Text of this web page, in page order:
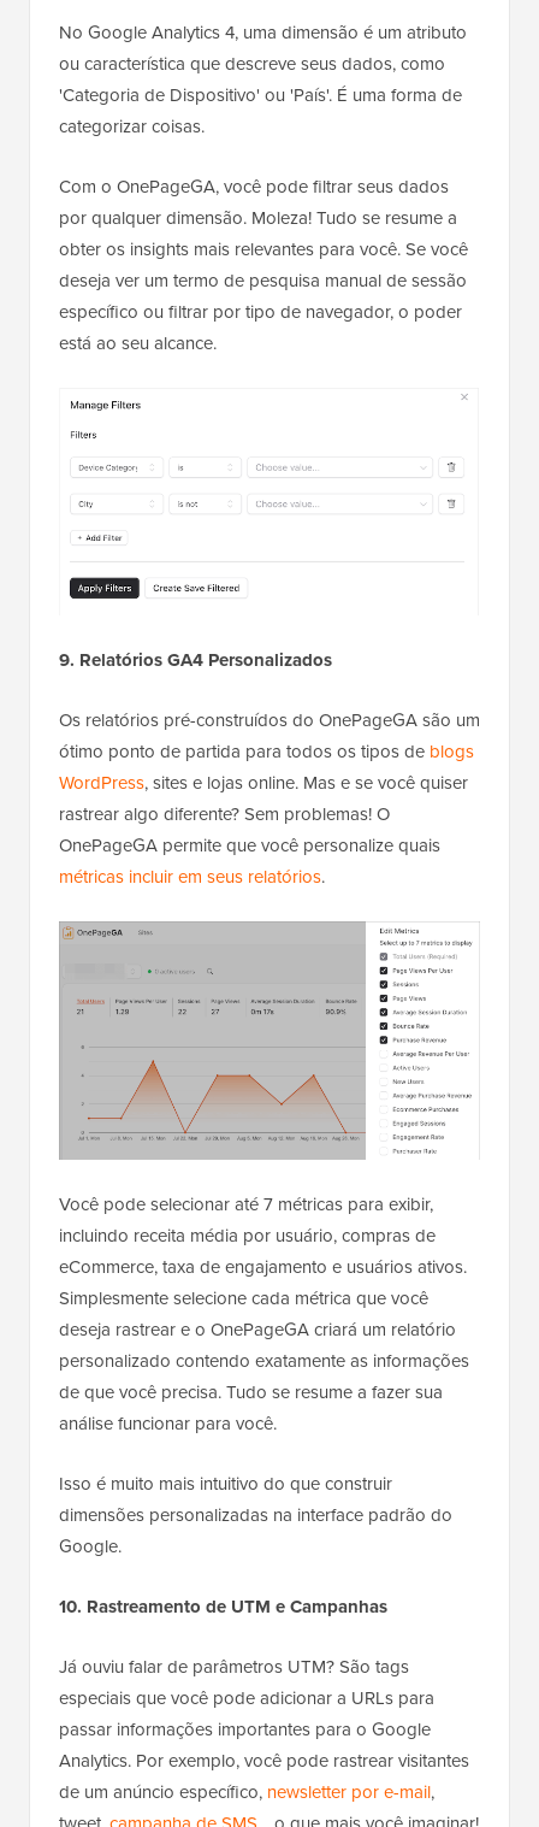
No Google Analytics 4, uma dimensão é um atributo
ou característica que descreve seus dados, como
'Categoria de Dispositivo' ou 'País'. É uma forma de
categorizar coisas.
Com o OnePageGA, você pode filtrar seus dados
por qualquer dimensão. Moleza! Tudo se resume a
obter os insights mais relevantes para você. Se você
deseja ver um termo de pesquisa manual de sessão
específico ou filtrar por tipo de navegador, o poder
está ao seu alcance.
9. Relatórios GA4 Personalizados
Os relatórios pré-construídos do OnePageGA são um
ótimo ponto de partida para todos os tipos de blogs
WordPress, sites e lojas online. Mas e se você quiser
rastrear algo diferente? Sem problemas! O
OnePageGA permite que você personalize quais
métricas incluir em seus relatórios.
Você pode selecionar até 7 métricas para exibir,
incluindo receita média por usuário, compras de
eCommerce, taxa de engajamento e usuários ativos.
Simplesmente selecione cada métrica que você
deseja rastrear e o OnePageGA criará um relatório
personalizado contendo exatamente as informações
de que você precisa. Tudo se resume a fazer sua
análise funcionar para você.
Isso é muito mais intuitivo do que construir
dimensões personalizadas na interface padrão do
Google.
10. Rastreamento de UTM e Campanhas
Já ouviu falar de parâmetros UTM? São tags
especiais que você pode adicionar a URLs para
passar informações importantes para o Google
Analytics. Por exemplo, você pode rastrear visitantes
de um anúncio específico, newsletter por e-mail,